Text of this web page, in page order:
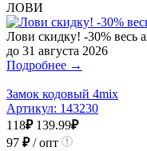
ЛОВИ
Лови скидку! -30% весь
до 31 августа 2026
Подробнее →
Замок кодовый 4mix
Артикул: 143230
118₽ 139.99₽
97 ₽/ опт